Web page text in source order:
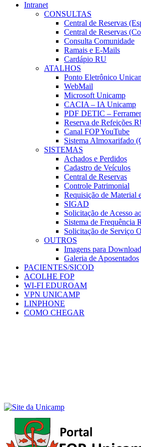
Intranet
CONSULTAS
Central de Reservas
Central de Reservas
Consulta Comunidade
Ramais e E-Mails
Cardápio RU
ATALHOS
Ponto Eletrônico
WebMail
Microsoft Unicamp
CACIA – IA Unicamp
PDF DETIC –
Reserva de Refeições
Canal FOP YouTube
Sistema Almoxarifado
SISTEMAS
Achados e Perdidos
Cadastro de Veículos
Central de Reservas
Controle Patrimonial
Requisição de Material
SIGAD
Solicitação de Acesso
Sistema de Frequência
Solicitação de Serviço
OUTROS
Imagens para
Galeria de Aposentados
PACIENTES/SICOD
ACOLHE FOP
WI-FI EDUROAM
VPN UNICAMP
LINPHONE
COMO CHEGAR